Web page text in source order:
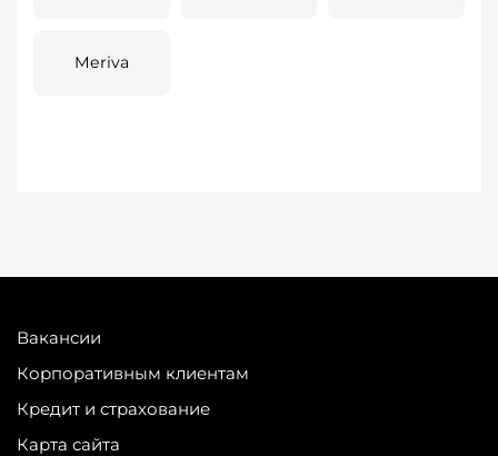
Meriva
Вакансии
Корпоративным клиентам
Кредит и страхование
Карта сайта